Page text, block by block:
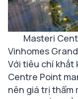
Masteri
Vinhomes
Với tiêu chí
Centre Point
nên giá trị thẩm